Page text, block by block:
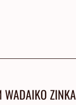
ZINKA